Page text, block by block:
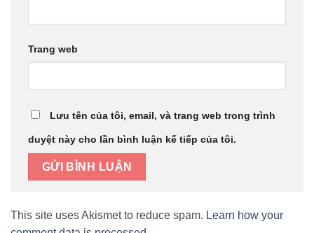
Trang web
Lưu tên của tôi, email, và trang web trong trình
duyệt này cho lần bình luận kế tiếp của tôi.
This site uses Akismet to reduce spam. Learn how your